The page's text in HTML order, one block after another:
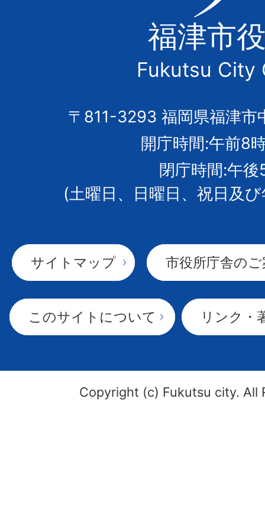
津
市
の
市
章
福津市
Fukutsu City
〒811-3293 福岡県福津市
開庁時間:午前8
閉庁時間:午後
(土曜日、日曜日、祝日及
サイトマップ 市役所庁舎の
このサイトについて リンク・
Copyright (c) Fukutsu city. All